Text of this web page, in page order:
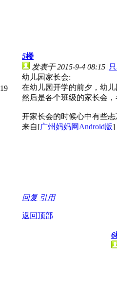
5楼
发表于 2015-9-4 08:15 |
幼儿园家长会:
在幼儿园开学的前夕，幼
然后是各个班级的家长会
开家长会的时候心中有些
来自[广州妈妈网Android版]
回复 引用
返回顶部
6